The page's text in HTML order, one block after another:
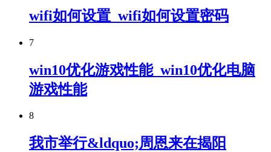
wifi如何设置_wifi如何设置密码
7
win10优化游戏性能_win10优化电脑
游戏性能
8
我市举行&ldquo;周恩来在揭阳